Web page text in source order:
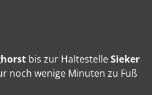
bis zur HaltestelleSieker
noch wenige Minuten zu Fuß